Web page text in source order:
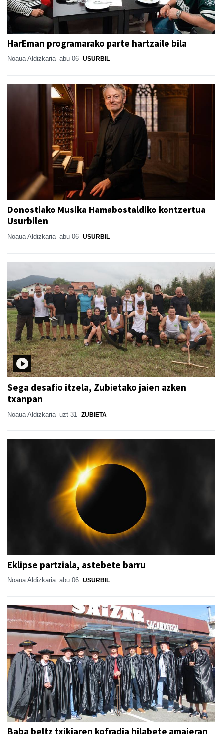
HarEman programarako parte hartzaile bila
Noaua Aldizkaria abu 06 USURBIL
Donostiako Musika Hamabostaldiko kontzertua
Usurbilen
Noaua Aldizkaria abu 06 USURBIL
Sega desafio itzela, Zubietako jaien azken
txanpan
Noaua Aldizkaria uzt 31 ZUBIETA
Eklipse partziala, astebete barru
Noaua Aldizkaria abu 06 USURBIL
Baba beltz txikiaren kofradia hilabete amaieran